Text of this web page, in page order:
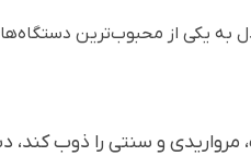
به یکی از محبوب‌ترین
و سنتی را ذوب